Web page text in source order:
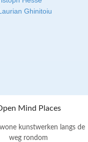
Mind Places
kunstwerken langs de
weg rondom